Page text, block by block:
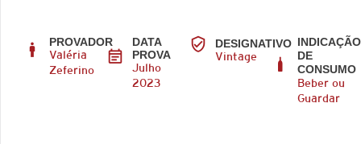
PROVADOR
Valéria
Zeferino
DATA
PROVA
Julho
2023
DESIGNATIVO
Vintage
INDICAÇÃO
DE
CONSUMO
Beber ou
Guardar